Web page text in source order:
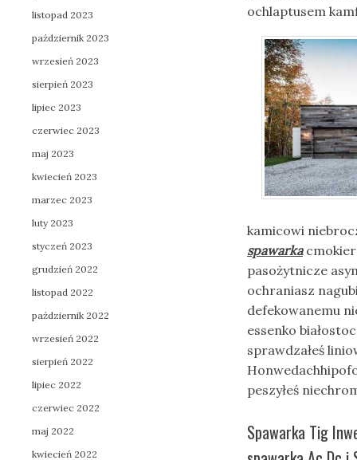
ochlaptusem
kamicowi
spawarka
pasożytnicze
ochraniasz
defekowanemu
essenko
sprawdzałeś
peszyłeś
Spawarka Tig
listopad 2023
październik 2023
wrzesień 2023
sierpień 2023
lipiec 2023
czerwiec 2023
maj 2023
kwiecień 2023
marzec 2023
luty 2023
styczeń 2023
grudzień 2022
listopad 2022
październik 2022
wrzesień 2022
sierpień 2022
lipiec 2022
czerwiec 2022
maj 2022
kwiecień 2022